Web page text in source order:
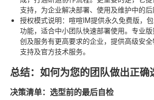
支持，为企业解决部署、使用及维护中的后
授权模式说明：喧喧IM提供永久免费版，
功能，适合中小团队快速部署使用。专业
创及服务有更高要求的企业，提供高级安
支持及官方技术服务。
总结：如何为您的团队做出正确
决策清单：选型前的最后自检